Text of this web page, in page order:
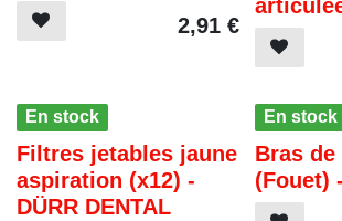
2,91 €
En stock
Filtres jetables jaune
aspiration (x12) -
DÜRR DENTAL
En stock
Bras de
(Fouet)